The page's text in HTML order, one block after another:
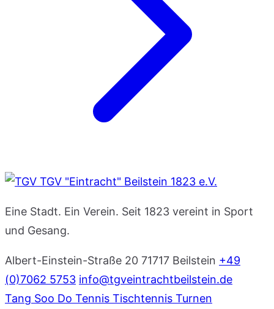
TGV "Eintracht" Beilstein 1823 e.V.
Eine Stadt. Ein Verein. Seit 1823 vereint in Sport
und Gesang.
Albert-Einstein-Straße 20 71717 Beilstein +49
(0)7062 5753 info@tgveintrachtbeilstein.de
Tang Soo Do Tennis Tischtennis Turnen